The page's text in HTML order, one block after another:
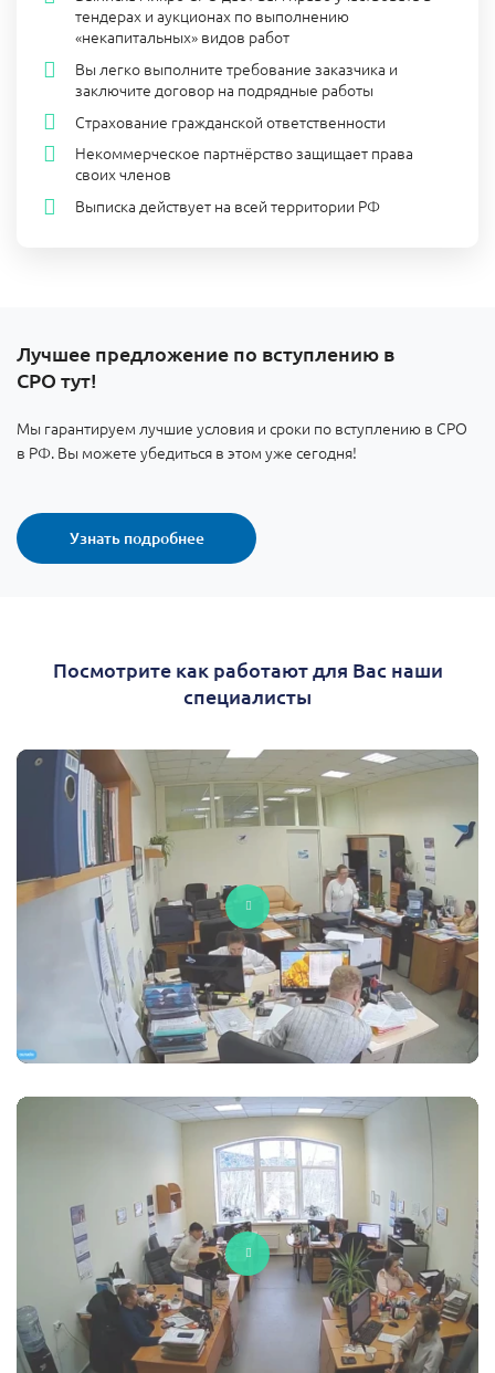
тендерах и аукционах по выполнению
«некапитальных» видов работ
Вы легко выполните требование заказчика и
заключите договор на подрядные работы
Страхование гражданской ответственности
Некоммерческое партнёрство защищает права
своих членов
Выписка действует на всей территории РФ
Лучшее предложение по вступлению в
СРО тут!
Мы гарантируем лучшие условия и сроки по вступлению в СРО
в РФ. Вы можете убедиться в этом уже сегодня!
Узнать подробнее
Посмотрите как работают для Вас наши
специалисты